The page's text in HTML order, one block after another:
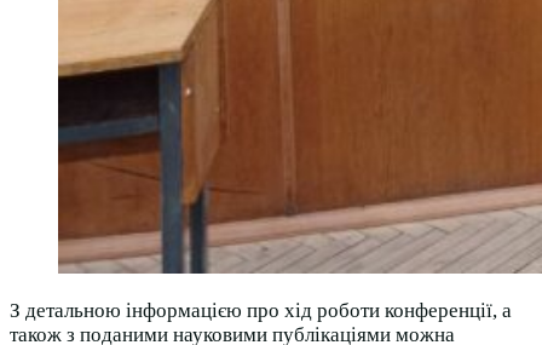
З детальною інформацією про хід роботи конференції, а
також з поданими науковими публікаціями можна